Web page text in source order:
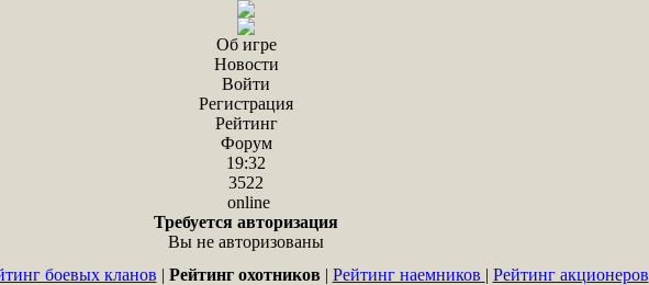
Об игре
Новости
Войти
Регистрация
Рейтинг
Форум
19:32
3522
online
Требуется авторизация
Вы не авторизованы
боевых кланов | Рейтинг охотников | Рейтинг наемников | Рейтинг акционеров